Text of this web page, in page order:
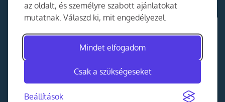
az oldalt, és személyre szabott ajánlatokat
mutatnak. Válaszd ki, mit engedélyezel.
Mindet elfogadom
Csak a szükségeseket
Beállítások